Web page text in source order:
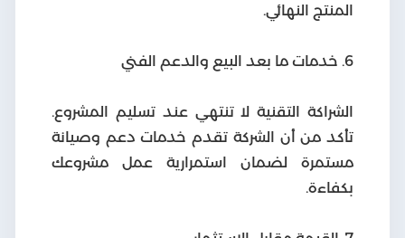
المنتج النهائي.
الشراكة التقنية لا تنتهي عند تسليم المشروع.
تأكد من أن الشركة تقدم خدمات دعم وصيانة
مستمرة لضمان استمرارية عمل مشروعك